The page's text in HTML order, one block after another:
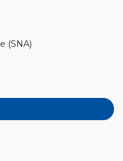
(SNA)